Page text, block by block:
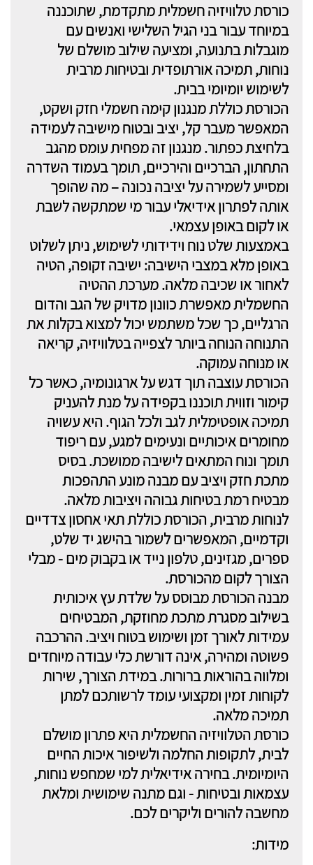
כורסת טלוויזיה חשמלית מתקדמת, שתוכננה
במיוחד עבור בני הגיל השלישי ואנשים עם
מוגבלות בתנועה, ומציעה שילוב מושלם של
נוחות, תמיכה אורתופדית ובטיחות מרבית
לשימוש יומיומי בבית.
הכורסת כוללת מנגנון קימה חשמלי חזק ושקט,
המאפשר מעבר קל, יציב ובטוח מישיבה לעמידה
בלחיצת כפתור. מנגנון זה מפחית עומס מהגב
התחתון, הברכיים והירכיים, תומך בעמוד השדרה
ומסייע לשמירה על יציבה נכונה – מה שהופך
אותה לפתרון אידיאלי עבור מי שמתקשה לשבת
או לקום באופן עצמאי.
באמצעות שלט נוח וידידותי לשימוש, ניתן לשלוט
באופן מלא במצבי הישיבה: ישיבה זקופה, הטיה
לאחור או שכיבה מלאה. מערכת ההטיה
החשמלית מאפשרת כוונון מדויק של הגב והדום
הרגליים, כך שכל משתמש יכול למצוא בקלות את
התנוחה הנוחה ביותר לצפייה בטלוויזיה, קריאה
או מנוחה עמוקה.
הכורסת עוצבה תוך דגש על ארגונומיה, כאשר כל
קימור וזווית תוכננו בקפידה על מנת להעניק
תמיכה אופטימלית לגב ולכל הגוף. היא עשויה
מחומרים איכותיים ונעימים למגע, עם ריפוד
תומך ונוח המתאים לישיבה ממושכת. בסיס
מתכת חזק ויציב עם מבנה מונע התהפכות
מבטיח רמת בטיחות גבוהה ויציבות מלאה.
לנוחות מרבית, הכורסת כוללת תאי אחסון צדדיים
וקדמיים, המאפשרים לשמור בהישג יד שלט,
ספרים, מגזינים, טלפון נייד או בקבוק מים - מבלי
הצורך לקום מהכורסת.
מבנה הכורסת מבוסס על שלדת עץ איכותית
בשילוב מסגרת מתכת מחוזקת, המבטיחים
עמידות לאורך זמן ושימוש בטוח ויציב. ההרכבה
פשוטה ומהירה, אינה דורשת כלי עבודה מיוחדים
ומלווה בהוראות ברורות. במידת הצורך, שירות
לקוחות זמין ומקצועי עומד לרשותכם למתן
תמיכה מלאה.
כורסת הטלוויזיה החשמלית היא פתרון מושלם
לבית, לתקופות החלמה ולשיפור איכות החיים
היומיומית. בחירה אידיאלית למי שמחפש נוחות,
עצמאות ובטיחות - וגם מתנה שימושית ומלאת
מחשבה להורים וליקרים לכם.
מידות: